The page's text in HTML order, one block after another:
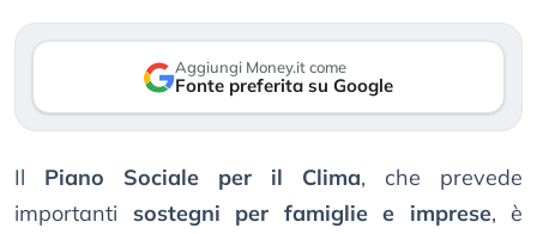
Aggiungi Money.it come
Fonte preferita su Google
Il Piano Sociale per il Clima, che prevede
importanti sostegni per famiglie e imprese, è